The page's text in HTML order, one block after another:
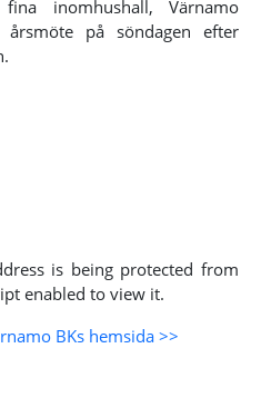
inomhushall, Värnamo
på söndagen efter
is being protected from
enabled to view it.
BKs hemsida >>